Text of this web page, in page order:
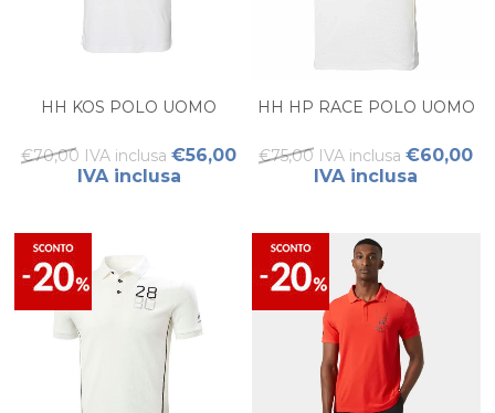
HH KOS POLO UOMO
€70,00 IVA inclusa €56,00
IVA inclusa
HH HP RACE POLO UOMO
€75,00 IVA inclusa €60,00
IVA inclusa